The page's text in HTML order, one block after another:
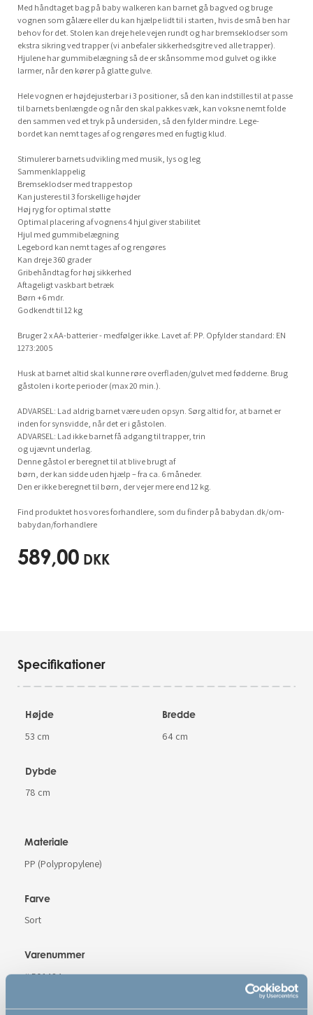
Med håndtaget bag på baby walkeren kan barnet gå bagved og bruge
vognen som gålære eller du kan hjælpe lidt til i starten, hvis de små ben har
behov for det. Stolen kan dreje hele vejen rundt og har bremseklodser som
ekstra sikring ved trapper (vi anbefaler sikkerhedsgitre ved alle trapper).
Hjulene har gummibelægning så de er skånsomme mod gulvet og ikke
larmer, når den kører på glatte gulve.
Hele vognen er højdejusterbar i 3 positioner, så den kan indstilles til at passe
til barnets benlængde og når den skal pakkes væk, kan voksne nemt folde
den sammen ved et tryk på undersiden, så den fylder mindre. Lege-
bordet kan nemt tages af og rengøres med en fugtig klud.
Stimulerer barnets udvikling med musik, lys og leg
Sammenklappelig
Bremseklodser med trappestop
Kan justeres til 3 forskellige højder
Høj ryg for optimal støtte
Optimal placering af vognens 4 hjul giver stabilitet
Hjul med gummibelægning
Legebord kan nemt tages af og rengøres
Kan dreje 360 grader
Gribehåndtag for høj sikkerhed
Aftageligt vaskbart betræk
Børn +6 mdr.
Godkendt til 12 kg
Bruger 2 x AA-batterier - medfølger ikke. Lavet af: PP. Opfylder standard: EN
1273:2005
Husk at barnet altid skal kunne røre overfladen/gulvet med fødderne. Brug
gåstolen i korte perioder (max 20 min.).
ADVARSEL: Lad aldrig barnet være uden opsyn. Sørg altid for, at barnet er
inden for synsvidde, når det er i gåstolen.
ADVARSEL: Lad ikke barnet få adgang til trapper, trin
og ujævnt underlag.
Denne gåstol er beregnet til at blive brugt af
børn, der kan sidde uden hjælp – fra ca. 6 måneder.
Den er ikke beregnet til børn, der vejer mere end 12 kg.
Find produktet hos vores forhandlere, som du finder på babydan.dk/om-
babydan/forhandlere
589,00 DKK
Specifikationer
Højde
53 cm
Bredde
64 cm
Dybde
78 cm
Materiale
PP (Polypropylene)
Farve
Sort
Varenummer
# 501424
Sikkerhedsstandard